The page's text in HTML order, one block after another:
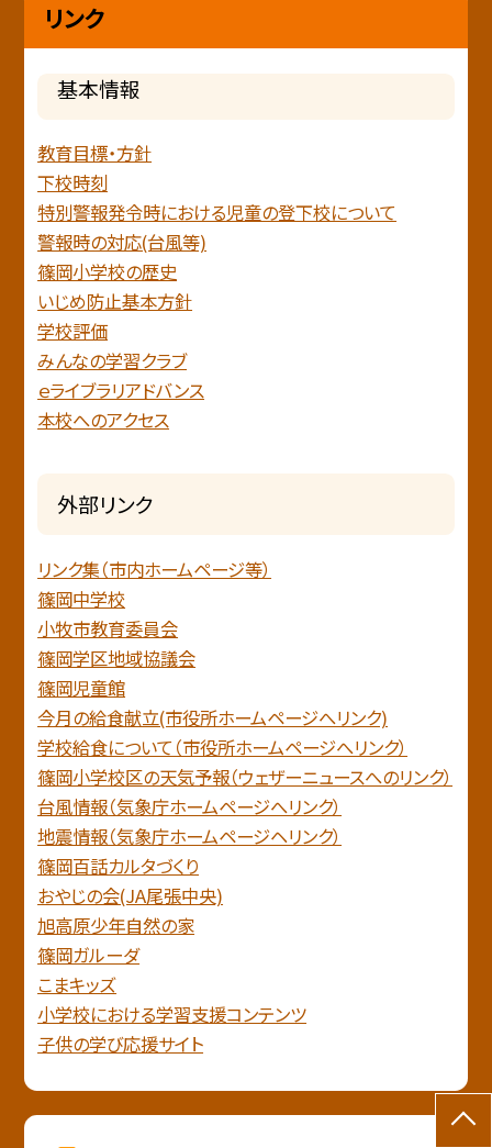
リンク
基本情報
教育目標・方針
下校時刻
特別警報発令時における児童の登下校について
警報時の対応(台風等)
篠岡小学校の歴史
いじめ防止基本方針
学校評価
みんなの学習クラブ
ｅライブラリアドバンス
本校へのアクセス
外部リンク
リンク集（市内ホームページ等）
篠岡中学校
小牧市教育委員会
篠岡学区地域協議会
篠岡児童館
今月の給食献立(市役所ホームページへリンク)
学校給食について（市役所ホームページへリンク）
篠岡小学校区の天気予報（ウェザーニュースへのリンク）
台風情報（気象庁ホームページへリンク）
地震情報（気象庁ホームページヘリンク）
篠岡百話カルタづくり
おやじの会(JA尾張中央)
旭高原少年自然の家
篠岡ガルーダ
こまキッズ
小学校における学習支援コンテンツ
子供の学び応援サイト